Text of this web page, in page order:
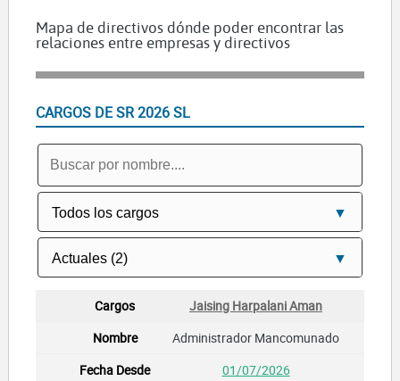
Mapa de directivos dónde poder encontrar las
relaciones entre empresas y directivos
CARGOS DE SR 2026 SL
Jaising Harpalani Aman
Administrador Mancomunado
01/07/2026